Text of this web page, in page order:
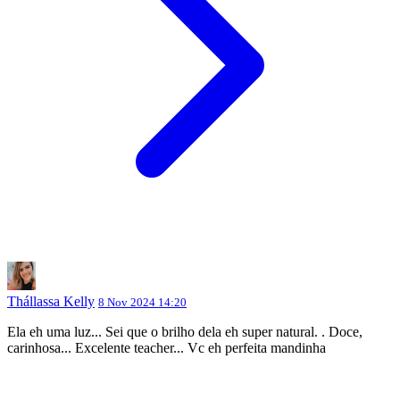
Thállassa Kelly 8 Nov 2024 14:20
Ela eh uma luz... Sei que o brilho dela eh super natural. . Doce,
carinhosa... Excelente teacher... Vc eh perfeita mandinha